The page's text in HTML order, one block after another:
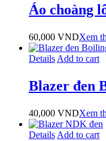
Áo choàng
60,000 VNDXem
Details Add to cart
Blazer đen
40,000 VNDXem
Details Add to cart